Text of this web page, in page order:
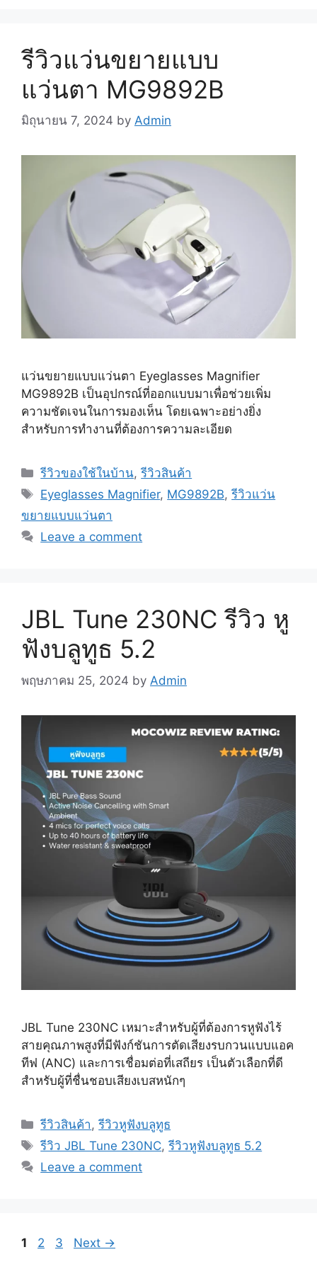
รีวิวแว่นขยายแบบ
แว่นตา MG9892B
มิถุนายน 7, 2024 by Admin
แว่นขยายแบบแว่นตา Eyeglasses Magnifier
MG9892B เป็นอุปกรณ์ที่ออกแบบมาเพื่อช่วยเพิ่ม
ความชัดเจนในการมองเห็น โดยเฉพาะอย่างยิ่ง
สำหรับการทำงานที่ต้องการความละเอียด
Categories
รีวิวของใช้ในบ้าน,รีวิวสินค้า
Tags
Eyeglasses Magnifier, MG9892B,รีวิวแว่น
ขยายแบบแว่นตา
Leave a comment
JBL Tune 230NC รีวิว หู
ฟังบลูทูธ 5.2
พฤษภาคม 25, 2024 by Admin
JBL Tune 230NC เหมาะสำหรับผู้ที่ต้องการหูฟังไร้
สายคุณภาพสูงที่มีฟังก์ชันการตัดเสียงรบกวนแบบแอค
ทีฟ (ANC) และการเชื่อมต่อที่เสถียร เป็นตัวเลือกที่ดี
สำหรับผู้ที่ชื่นชอบเสียงเบสหนักๆ
Categories
รีวิวสินค้า ,รีวิวหูฟังบลูทูธ
Tags
รีวิว JBL Tune 230NC,รีวิวหูฟังบลูทูธ 5.2
Leave a comment
Page
1 Page
2 Page
3 Next →